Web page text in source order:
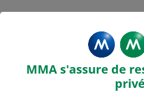
Rechercher une agence
Commencez à taper pour
Aucune suggestion
LISTE AGENCES
ORLEANS MEDIATHEQUE
MMA s'assure de